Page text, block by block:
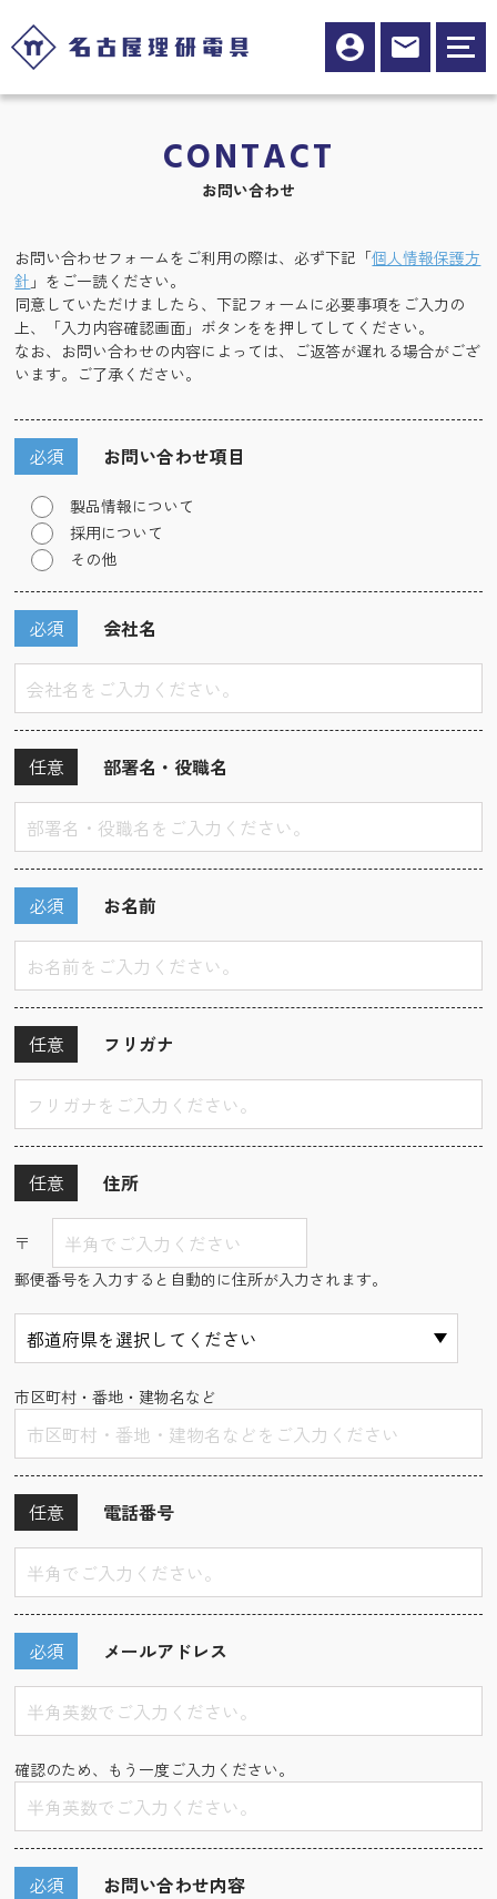
CONTACT
お問い合わせ
お問い合わせフォームをご利用の際は、必ず下記「個人情報保護方
針 」をご一読ください。
同意していただけましたら、下記フォームに必要事項をご入力の
上、「入力内容確認画面」ボタンをを押してしてください。
なお、お問い合わせの内容によっては、ご返答が遅れる場合がござ
います。ご了承ください。
お問い合わせ項目
必須
製品情報について
採用について
その他
会社名
必須
部署名・役職名
任意
お名前
必須
フリガナ
任意
住所
任意
〒
郵便番号を入力すると自動的に住所が入力されます。
市区町村・番地・建物名など
電話番号
任意
メールアドレス
必須
確認のため、もう一度ご入力ください。
お問い合わせ内容
必須